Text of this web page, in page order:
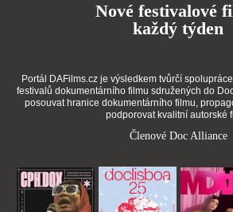
Nové festivalové
každý týden
Portál DAFilms.cz je výsledkem tvůrčí
festivalů dokumentárního filmu sdružených do
posouvat hranice dokumentárního filmu,
podporovat kvalitní autorské
Členové Doc Alliance